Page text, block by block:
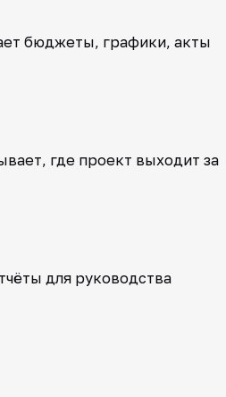
бюджеты, графики, акты
где проект выходит за
для руководства